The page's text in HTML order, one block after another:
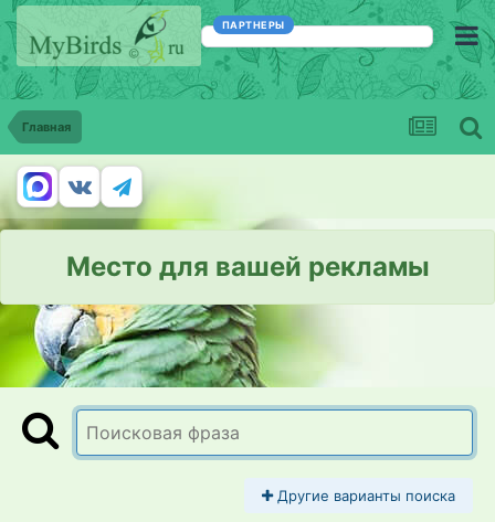
ПАРТНЕРЫ
Главная
Место для вашей рекламы
Другие варианты поиска